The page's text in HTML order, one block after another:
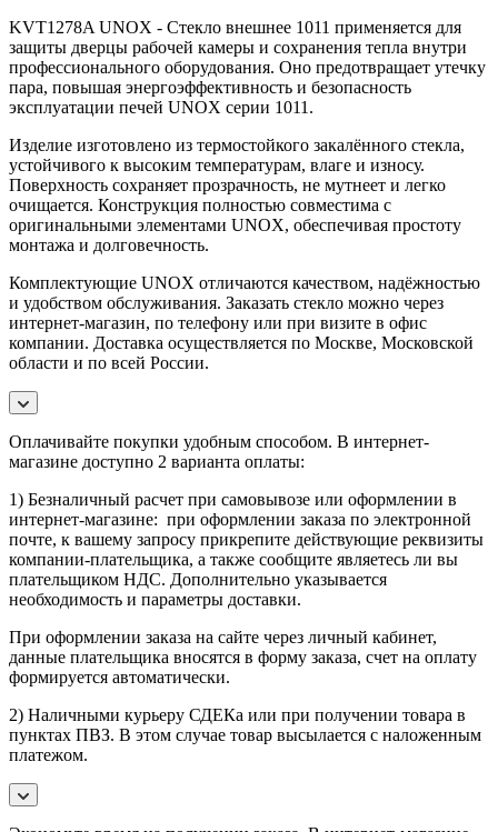
KVT1278A UNOX - Стекло внешнее 1011 применяется для
защиты дверцы рабочей камеры и сохранения тепла внутри
профессионального оборудования. Оно предотвращает утечку
пара, повышая энергоэффективность и безопасность
эксплуатации печей UNOX серии 1011.
Изделие изготовлено из термостойкого закалённого стекла,
устойчивого к высоким температурам, влаге и износу.
Поверхность сохраняет прозрачность, не мутнеет и легко
очищается. Конструкция полностью совместима с
оригинальными элементами UNOX, обеспечивая простоту
монтажа и долговечность.
Комплектующие UNOX отличаются качеством, надёжностью
и удобством обслуживания. Заказать стекло можно через
интернет-магазин, по телефону или при визите в офис
компании. Доставка осуществляется по Москве, Московской
области и по всей России.
Оплачивайте покупки удобным способом. В интернет-
магазине доступно 2 варианта оплаты:
1) Безналичный расчет при самовывозе или оформлении в
интернет-магазине: при оформлении заказа по электронной
почте, к вашему запросу прикрепите действующие реквизиты
компании-плательщика, а также сообщите являетесь ли вы
плательщиком НДС. Дополнительно указывается
необходимость и параметры доставки.
При оформлении заказа на сайте через личный кабинет,
данные плательщика вносятся в форму заказа, счет на оплату
формируется автоматически.
2) Наличными курьеру СДЕКа или при получении товара в
пунктах ПВЗ. В этом случае товар высылается с наложенным
платежом.